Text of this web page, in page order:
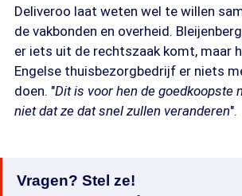
Deliveroo laat weten wel te willen
de vakbonden en overheid.
er iets uit de rechtszaak komt, maar
Engelse thuisbezorgbedrijf er niets
doen. "Dit is voor hen de goedkoopste
niet dat ze dat snel zullen veranderen".
Vragen? Stel ze!